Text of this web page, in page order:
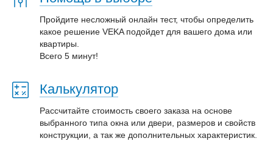
Пройдите несложный онлайн тест, чтобы определить
какое решение VEKA подойдет для вашего дома или
квартиры.
Всего 5 минут!
Калькулятор
Рассчитайте стоимость своего заказа на основе
выбранного типа окна или двери, размеров и свойств
конструкции, а так же дополнительных характеристик.